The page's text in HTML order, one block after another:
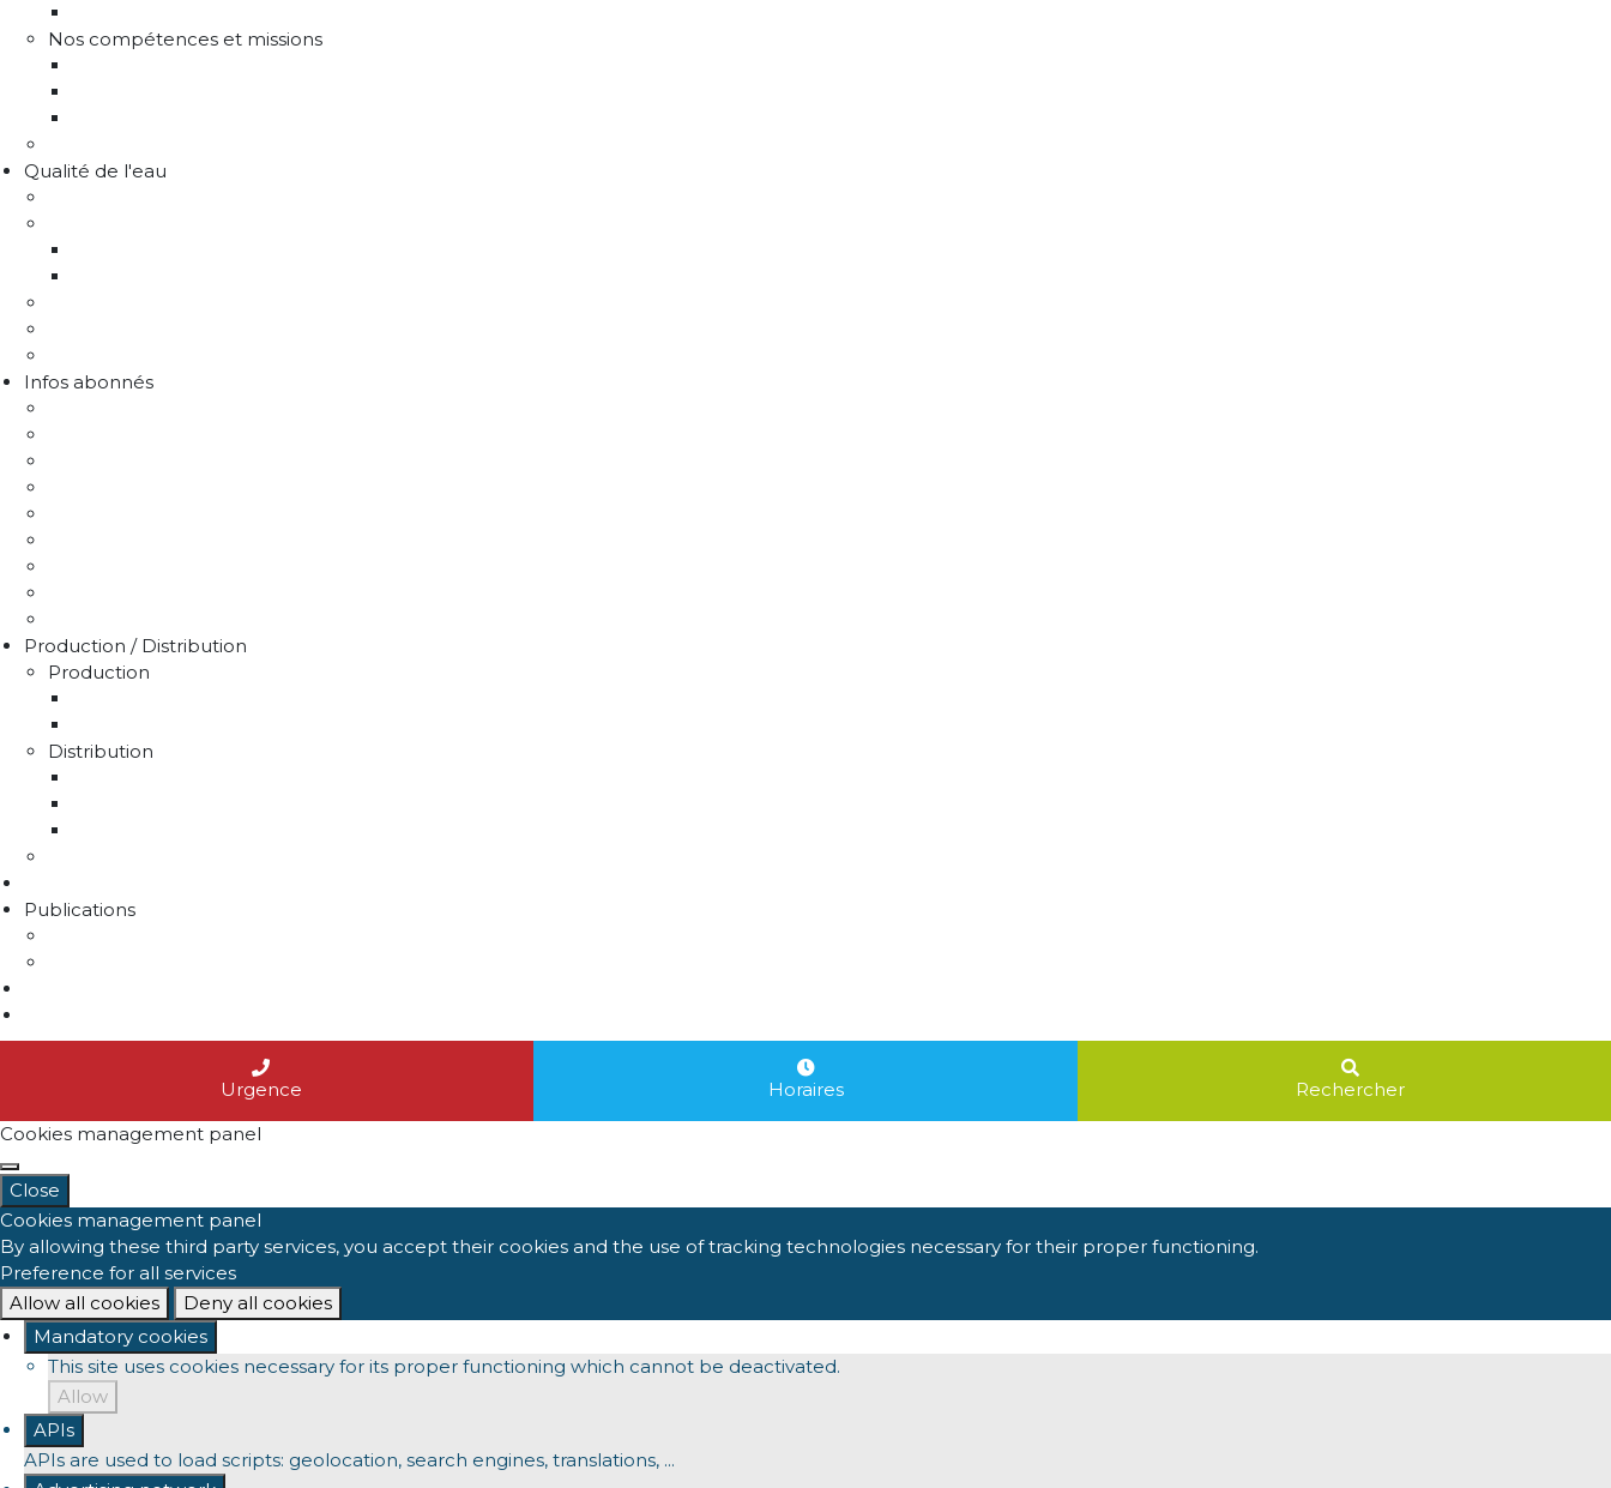
Nos compétences et missions
Qualité de l'eau
Infos abonnés
Production / Distribution
Production
Distribution
Publications
Urgence Horaires
Rechercher
Cookies management panel
Close
Cookies management panel
By allowing these third party services, you accept their cookies and the use of tracking technologies necessary for their proper functioning.
Preference for all services
Allow all cookies
Deny all cookies
Mandatory cookies
This site uses cookies necessary for its proper functioning which cannot be deactivated.
Allow
APIs
APIs are used to load scripts: geolocation, search engines, translations, ...